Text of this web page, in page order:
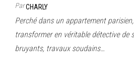
ParCHARLY
Perché dans un appartement
transformer en véritable détective de
bruyants, travaux soudains…